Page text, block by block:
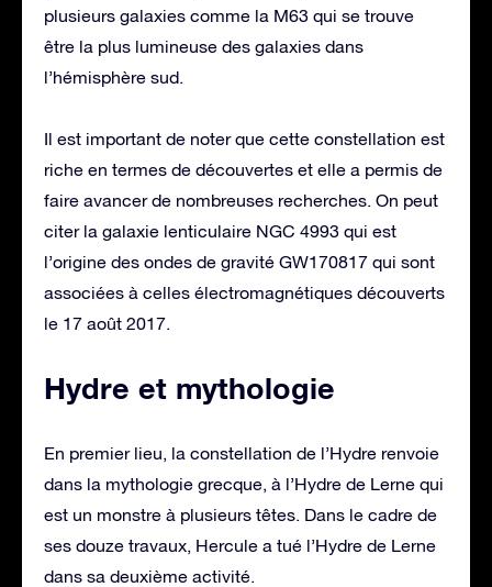
plusieurs galaxies comme la M63 qui se trouve
être la plus lumineuse des galaxies dans
l’hémisphère sud.
Il est important de noter que cette constellation est
riche en termes de découvertes et elle a permis de
faire avancer de nombreuses recherches. On peut
citer la galaxie lenticulaire NGC 4993 qui est
l’origine des ondes de gravité GW170817 qui sont
associées à celles électromagnétiques découverts
le 17 août 2017.
Hydre et mythologie
En premier lieu, la constellation de l’Hydre renvoie
dans la mythologie grecque, à l’Hydre de Lerne qui
est un monstre à plusieurs têtes. Dans le cadre de
ses douze travaux, Hercule a tué l’Hydre de Lerne
dans sa deuxième activité.